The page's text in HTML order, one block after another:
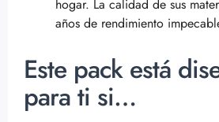
hogar. La calidad de sus
años de rendimiento
Este pack está
para ti si…